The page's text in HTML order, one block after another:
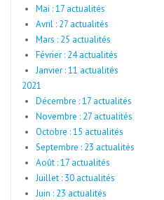
Mai : 17 actualités
Avril : 27 actualités
Mars : 25 actualités
Février : 24 actualités
Janvier : 11 actualités
2021
Décembre : 17 actualités
Novembre : 27 actualités
Octobre : 15 actualités
Septembre : 23 actualités
Août : 17 actualités
Juillet : 30 actualités
Juin : 23 actualités